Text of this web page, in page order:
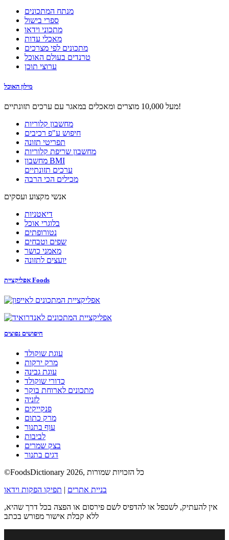
מנתח המתכונים
ספרי בישול
מתכוני וידאו
מאכלי עדות
מתכונים לפי מצרכים
טרנדים בעולם האוכל
ערוצי תוכן
מילון האוכל
מעל 10,000 מוצרים ומאכלים במאגר עם ערכים תזונתיים!
מחשבון קלוריות
חיפוש ע"פ רכיבים
תפריטי תזונה
מחשבון שריפת קלוריות
מחשבון BMI
ערכים תזונתיים
מכילים הכי הרבה
אנשי מקצוע ועסקים
דיאטניות
בלוגרי אוכל
נטורופתים
שפים וטבחים
מאמני כושר
יועצים לתזונה
אפליקציית Foods
חיפושים נפוצים
עוגת שוקולד
מרק ירקות
עוגת גבינה
כדורי שוקולד
מתכונים לארוחת בוקר
לזניה
פנקייקים
מרק כתום
עוף בתנור
לביבות
בצק שמרים
דגים בתנור
©FoodsDictionary 2026, כל הזכויות שמורות
בניית אתרים | תפיקו הפקות וידאו
אין להעתיק, לשכפל או להדפיס לשם פירסום או הפצה בכל דרך שהיא,
ללא קבלת אישור מפורש בכתב